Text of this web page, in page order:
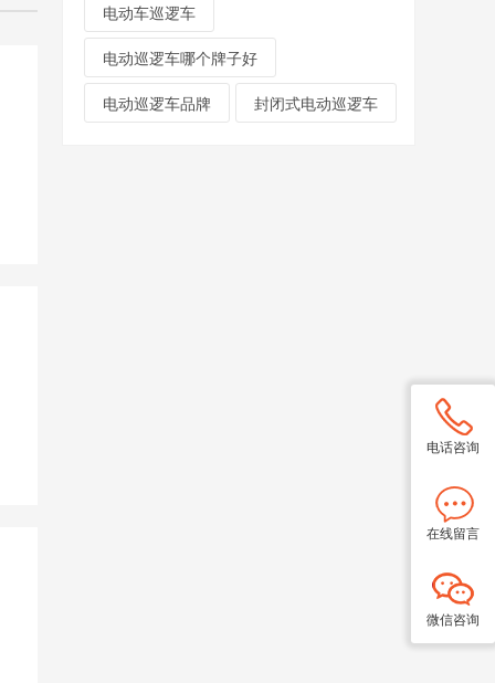
电动车巡逻车
电动巡逻车哪个牌子好
电动巡逻车品牌 封闭式电动巡逻车
电话咨询
在线留言
微信咨询